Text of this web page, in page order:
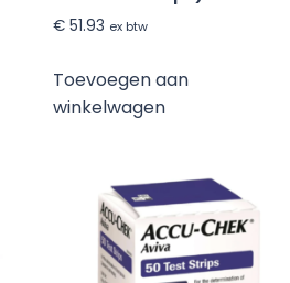
€51.93 ex btw
Toevoegen aan
winkelwagen